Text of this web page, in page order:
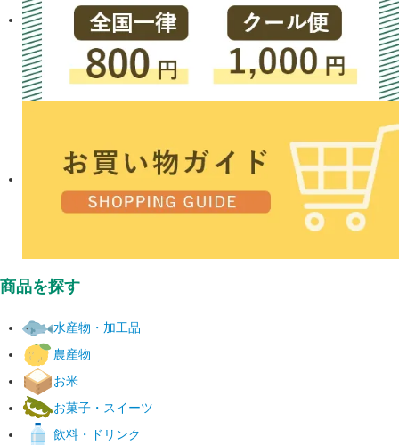
商品を探す
水産物・加工品
農産物
お米
お菓子・スイーツ
飲料・ドリンク